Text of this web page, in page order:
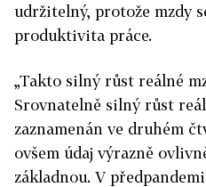
udržitelný, protože mzdy
produktivita práce.
„Takto silný růst reálné
Srovnatelně silný růst
zaznamenán ve druhém
ovšem údaj výrazně
základnou. V